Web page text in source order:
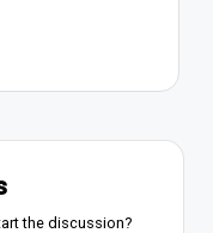
the discussion?